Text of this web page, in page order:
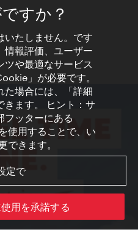
すか？
いたしません。です
情報評価、ユーザー
ツや最適なサービス
」が必要です。
た場合には、「詳細
きます。 ヒント：サ
フッターにある
使用することで、い
できます。
定で
用を承諾する